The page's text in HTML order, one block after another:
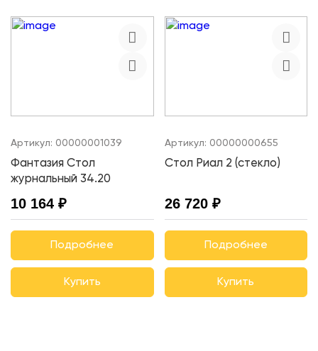
Артикул: 00000001039
Фантазия Стол
журнальный 34.20
10 164 ₽
Подробнее
Купить
Артикул: 00000000655
Стол Риал 2 (стекло)
26 720 ₽
Подробнее
Купить